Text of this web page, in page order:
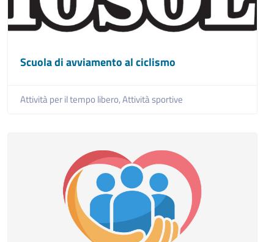
Scuola di avviamento al ciclismo
Attività per il tempo libero,Attività sportive